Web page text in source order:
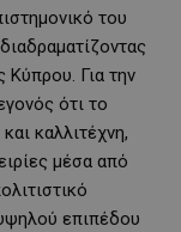
του
Κύπρου. Για την
ότι το
καλλιτέχνη,
μέσα από
επιπέδου